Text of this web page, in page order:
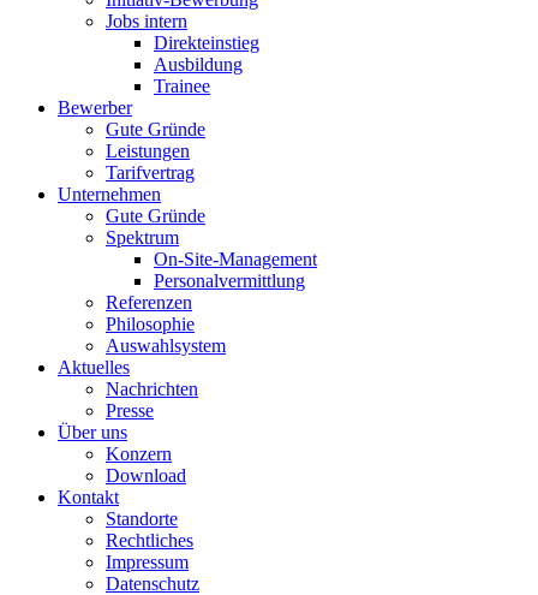
Jobs intern
Direkteinstieg
Ausbildung
Trainee
Bewerber
Gute Gründe
Leistungen
Tarifvertrag
Unternehmen
Gute Gründe
Spektrum
On-Site-Management
Personalvermittlung
Referenzen
Philosophie
Auswahlsystem
Aktuelles
Nachrichten
Presse
Über uns
Konzern
Download
Kontakt
Standorte
Rechtliches
Impressum
Datenschutz